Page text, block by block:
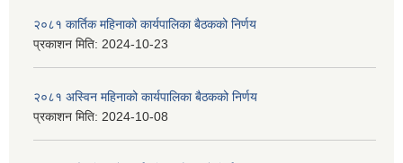
२०८१ कार्तिक महिनाको कार्यपालिका बैठकको निर्णय
प्रकाशन मिति: 2024-10-23
२०८१ अस्विन महिनाको कार्यपालिका बैठकको निर्णय
प्रकाशन मिति: 2024-10-08